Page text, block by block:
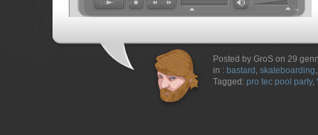
Posted by GroS on 29
in : bastard , skateboarding
Tagged: pro tec pool party,